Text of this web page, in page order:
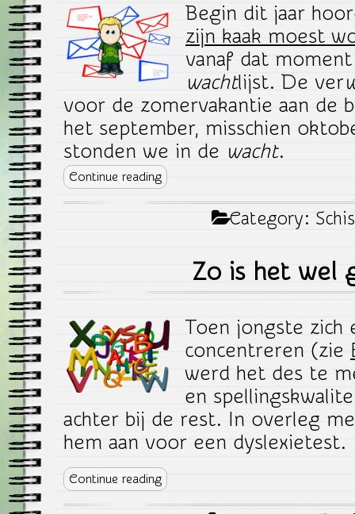
Begin dit jaar
zijn kaak moest
vanaf dat
wachtlijst. De ver
voor de zomervakantie aan de
het september, misschien
stonden we in de wacht.
Continue reading
Category:
Zo is het wel
Toen jongste zich
concentreren (zie
werd het des te
en
achter bij de rest. In overleg
hem aan voor een dyslexietest.
Continue reading